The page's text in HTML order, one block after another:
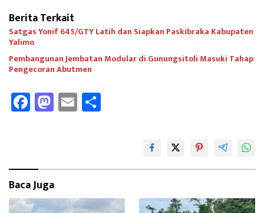
Berita Terkait
Satgas Yonif 645/GTY Latih dan Siapkan Paskibraka Kabupaten
Yalimo
Pembangunan Jembatan Modular di Gunungsitoli Masuki Tahap
Pengecoran Abutmen
Fa
ce
k
M
as
o
n
E
m
Baca Juga